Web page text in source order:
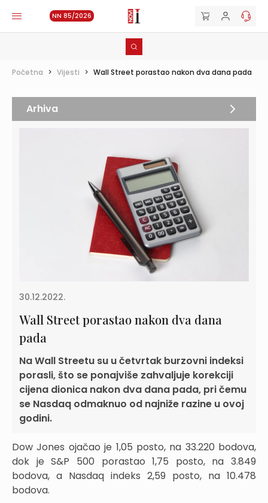
NN 85/2026
Početna > Vijesti > Wall Street porastao nakon dva dana pada
30.12.2022.
Wall Street porastao nakon dva dana
pada
Na Wall Streetu su u četvrtak burzovni indeksi
porasli, što se ponajviše zahvaljuje korekciji
cijena dionica nakon dva dana pada, pri čemu
se Nasdaq odmaknuo od najniže razine u ovoj
godini.
Dow Jones ojačao je 1,05 posto, na 33.220 bodova,
dok je S&P 500 porastao 1,75 posto, na 3.849
bodova, a Nasdaq indeks 2,59 posto, na 10.478
bodova.
Arhiva